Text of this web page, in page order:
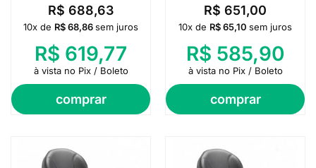
R$ 688,63
comprar
10x de R$68,86sem juros
R$ 619,77
à vista no Pix / Boleto
R$ 651,00
comprar
10x de R$65,10 sem juros
R$ 585,90
à vista no Pix / Boleto